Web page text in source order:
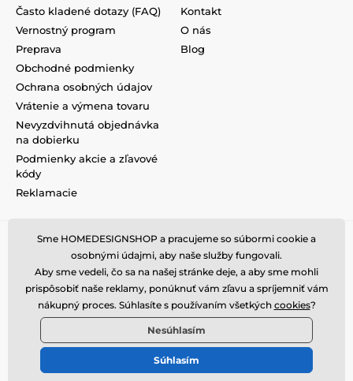
Často kladené dotazy (FAQ)
Vernostný program
Preprava
Obchodné podmienky
Ochrana osobných údajov
Vrátenie a výmena tovaru
Nevyzdvihnutá objednávka
na dobierku
Podmienky akcie a zľavové
kódy
Reklamacie
Kontakt
O nás
Blog
Sme HOMEDESIGNSHOP a pracujeme so súbormi cookie a
osobnými údajmi, aby naše služby fungovali.
Aby sme vedeli, čo sa na našej stránke deje, a aby sme mohli
prispôsobiť naše reklamy, ponúknuť vám zľavu a spríjemniť vám
nákupný proces. Súhlasíte s používaním všetkých cookies?
Nesúhlasím
Súhlasím